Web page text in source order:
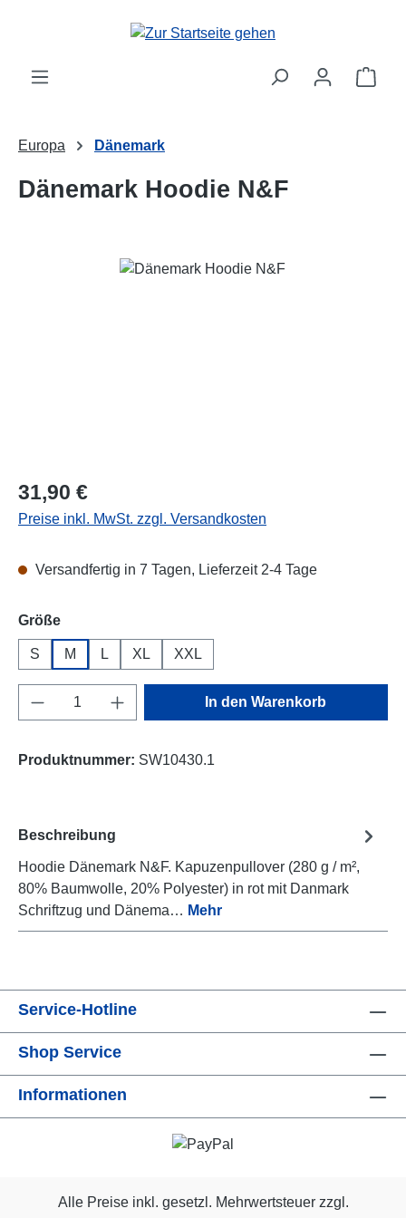
Zum Hauptinhalt springen
Europa Dänemark
Dänemark Hoodie N&F
Bildergalerie überspringen
Regulärer Preis:
31,90 €
Preise inkl. MwSt. zzgl. Versandkosten
Versandfertig in 7 Tagen, Lieferzeit 2-4 Tage
Größeauswählen
S M L XL XXL
Produkt Anzahl: Gib den gewünschten
In den Warenkorb
Produktnummer: SW10430.1
Beschreibung
Hoodie Dänemark N&F. Kapuzenpullover (280 g / m²,
80% Baumwolle, 20% Polyester) in rot mit Danmark
Schriftzug und Dänema… Mehr
Service-Hotline
Shop Service
Informationen
Alle Preise inkl. gesetzl. Mehrwertsteuer zzgl.